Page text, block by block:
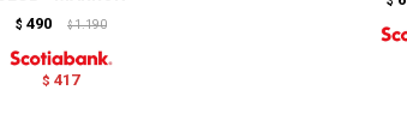
$ 490 $ 1.190
$ 417